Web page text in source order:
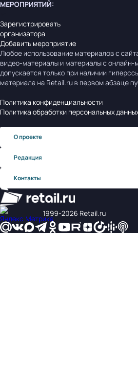
МЕРОПРИЯТИЙ:
Зарегистрировать
организатора
Добавить мероприятие
Любое использование материалов с
видео-материалы и материалы с онлайн-
допускается только при наличии
материала на Retail.ru в первом абзаце
Политика конфиденциальности
Политика обработки персональных
О проекте
Редакция
Контакты
1999‑2026 Retail.ru